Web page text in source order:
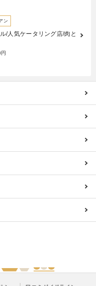
ン
/人気ケータリング店/肉と